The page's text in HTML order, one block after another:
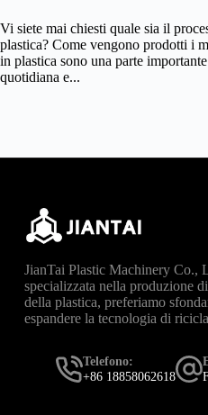
Vi siete mai chiesti quale sia il
plastica? Come vengono prodotti i
in plastica sono una parte
quotidiana e...
JianTai Plastic Machinery Co.,
specializzata nella produzione
della plastica, preferiamo
espandere la tecnologia di
Telefono:
+86 18858062618